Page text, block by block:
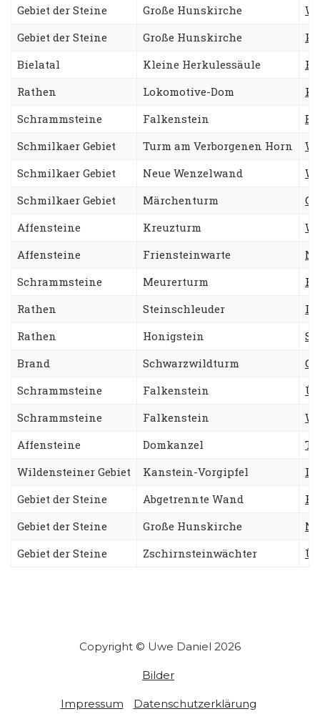
Gebiet der Steine
Große Hunskirche
Gebiet der Steine
Große Hunskirche
Bielatal
Kleine Herkulessäule
Rathen
Lokomotive-Dom
Schrammsteine
Falkenstein
Schmilkaer Gebiet
Turm am Verborgenen Horn
Schmilkaer Gebiet
Neue Wenzelwand
Schmilkaer Gebiet
Märchenturm
Affensteine
Kreuzturm
Affensteine
Friensteinwarte
Schrammsteine
Meurerturm
Rathen
Steinschleuder
Rathen
Honigstein
Brand
Schwarzwildturm
Schrammsteine
Falkenstein
Schrammsteine
Falkenstein
Affensteine
Domkanzel
Wildensteiner Gebiet
Kanstein-Vorgipfel
Gebiet der Steine
Abgetrennte Wand
Gebiet der Steine
Große Hunskirche
Gebiet der Steine
Zschirnsteinwächter
Copyright © Uwe Daniel 2026
Bilder
Impressum Datenschutzerklärung